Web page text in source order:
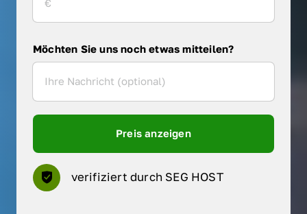
Möchten Sie uns noch etwas mitteilen?
Preis anzeigen
verifiziert durch SEG HOST